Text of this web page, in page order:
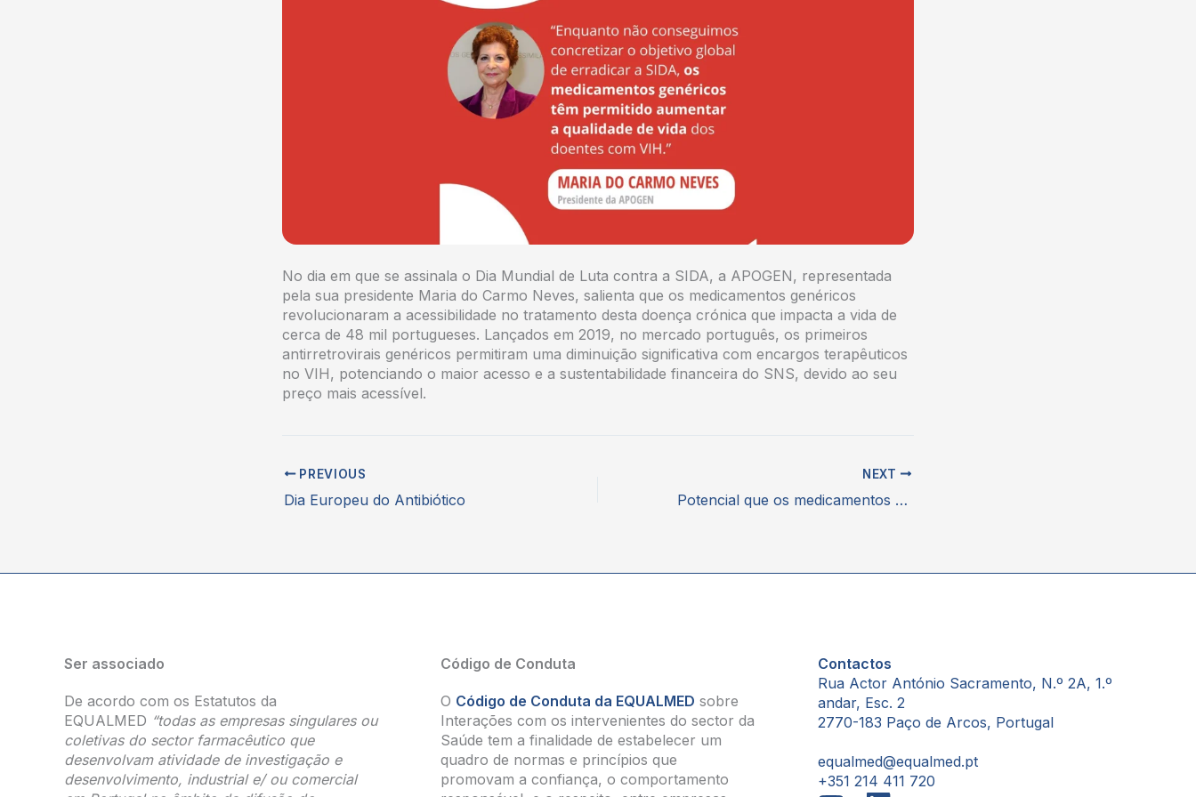
No dia em que se assinala o Dia Mundial de Luta contra a SIDA, a APOGEN, representada
pela sua presidente Maria do Carmo Neves, salienta que os medicamentos genéricos
revolucionaram a acessibilidade no tratamento desta doença crónica que impacta a vida de
cerca de 48 mil portugueses. Lançados em 2019, no mercado português, os primeiros
antirretrovirais genéricos permitiram uma diminuição significativa com encargos terapêuticos
no VIH, potenciando o maior acesso e a sustentabilidade financeira do SNS, devido ao seu
preço mais acessível.
PREVIOUS
Dia Europeu do Antibiótico
NEXT
Potencial que os medicamentos genéricos e biossimilares representam ao alargar o número de alternativas terapêuticas
Ser associado
De acordo com os Estatutos da
EQUALMED “todas as empresas singulares ou
coletivas do sector farmacêutico que
desenvolvam atividade de investigação e
desenvolvimento, industrial e/ ou comercial
Código de Conduta
O Código de Conduta da EQUALMED sobre
Interações com os intervenientes do sector da
Saúde tem a finalidade de estabelecer um
quadro de normas e princípios que
promovam a confiança, o comportamento
Contactos
Rua Actor António Sacramento, N.º 2A, 1.º
andar, Esc. 2
2770-183 Paço de Arcos, Portugal
equalmed@equalmed.pt
+351 214 411 720